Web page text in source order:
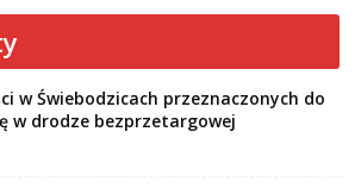
w Świebodzicach przeznaczonych do
w drodze bezprzetargowej